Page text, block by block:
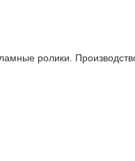
ролики.